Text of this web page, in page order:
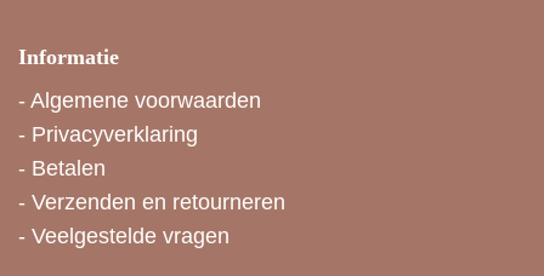
Informatie
- Algemene voorwaarden
- Privacyverklaring
- Betalen
- Verzenden en retourneren
- Veelgestelde vragen